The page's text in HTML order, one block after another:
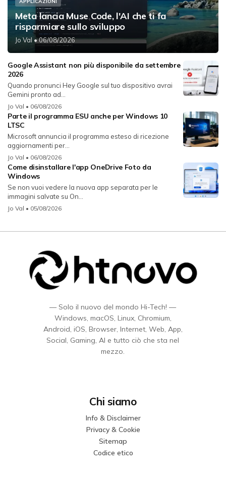
APPLICAZIONI
Meta lancia Muse Code, l'AI che ti fa
risparmiare sullo sviluppo
Jo Val • 06/08/2026
Google Assistant non più disponibile da settembre
2026
Quando pronunci Hey Google sul tuo dispositivo avrai
Gemini pronto ad...
Jo Val • 06/08/2026
Parte il programma ESU anche per Windows 10
LTSC
Microsoft annuncia il programma esteso di ricezione
aggiornamenti per...
Jo Val • 06/08/2026
Come disinstallare l'app OneDrive Foto da
Windows
Se non vuoi vedere la nuova app separata per le
immagini salvate su On...
Jo Val • 05/08/2026
— Solo il nuovo del mondo Hi-Tech! —
Windows, macOS, Linux, Chromium,
Android, iOS, Browser, Internet, Web, App,
Social, Gaming, AI e tutto ciò che sta nel
mezzo.
Chi siamo
Info & Disclaimer
Privacy & Cookie
Sitemap
Codice etico